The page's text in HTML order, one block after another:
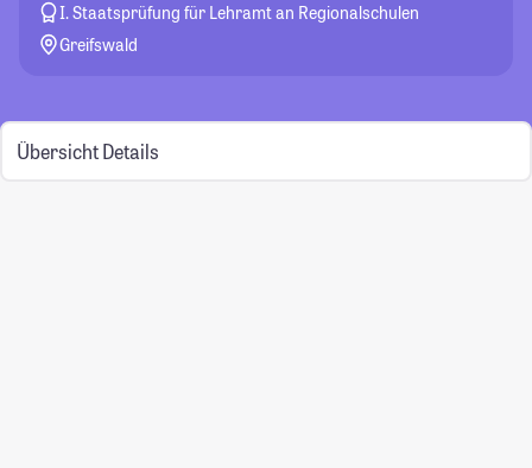
I. Staatsprüfung für Lehramt an Regionalschulen
Greifswald
Übersicht Details